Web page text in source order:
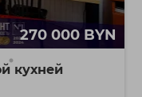
270 000 BYN
кухней